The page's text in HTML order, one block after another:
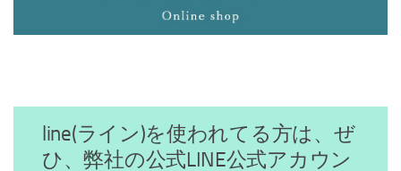
line(ライン)を使われてる方は、ぜ
ひ、弊社の公式LINE公式アカウン